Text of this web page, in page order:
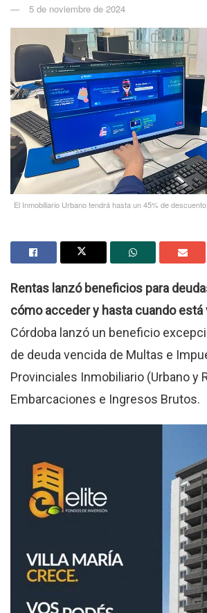
5 de noviembre de 2024
El Inmobiliario Urbano tendrá hasta un 45% de
Rentas lanzó beneficios para
cómo acceder y hasta cuando está
Córdoba lanzó un beneficio
de deuda vencida de Multas e
Provinciales Inmobiliario (Urbano y
Embarcaciones e Ingresos Brutos.